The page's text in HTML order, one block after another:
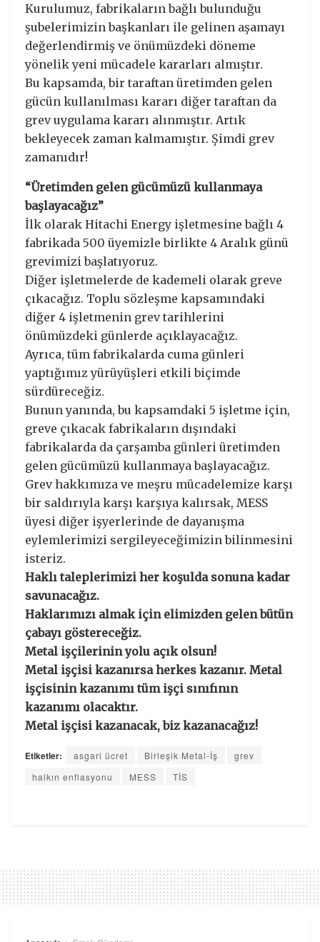
Kurulumuz, fabrikaların bağlı bulunduğu
şubelerimizin başkanları ile gelinen aşamayı
değerlendirmiş ve önümüzdeki döneme
yönelik yeni mücadele kararları almıştır.
Bu kapsamda, bir taraftan üretimden gelen
gücün kullanılması kararı diğer taraftan da
grev uygulama kararı alınmıştır. Artık
bekleyecek zaman kalmamıştır. Şimdi grev
zamanıdır!
“Üretimden gelen gücümüzü kullanmaya
başlayacağız”
İlk olarak Hitachi Energy işletmesine bağlı 4
fabrikada 500 üyemizle birlikte 4 Aralık günü
grevimizi başlatıyoruz.
Diğer işletmelerde de kademeli olarak greve
çıkacağız. Toplu sözleşme kapsamındaki
diğer 4 işletmenin grev tarihlerini
önümüzdeki günlerde açıklayacağız.
Ayrıca, tüm fabrikalarda cuma günleri
yaptığımız yürüyüşleri etkili biçimde
sürdüreceğiz.
Bunun yanında, bu kapsamdaki 5 işletme için,
greve çıkacak fabrikaların dışındaki
fabrikalarda da çarşamba günleri üretimden
gelen gücümüzü kullanmaya başlayacağız.
Grev hakkımıza ve meşru mücadelemize karşı
bir saldırıyla karşı karşıya kalırsak, MESS
üyesi diğer işyerlerinde de dayanışma
eylemlerimizi sergileyeceğimizin bilinmesini
isteriz.
Haklı taleplerimizi her koşulda sonuna kadar
savunacağız.
Haklarımızı almak için elimizden gelen bütün
çabayı göstereceğiz.
Metal işçilerinin yolu açık olsun!
Metal işçisi kazanırsa herkes kazanır. Metal
işçisinin kazanımı tüm işçi sınıfının
kazanımı olacaktır.
Metal işçisi kazanacak, biz kazanacağız!
Etiketler: asgari ücret Birleşik Metal-İş
grev
halkın enflasyonu
MESS TİS